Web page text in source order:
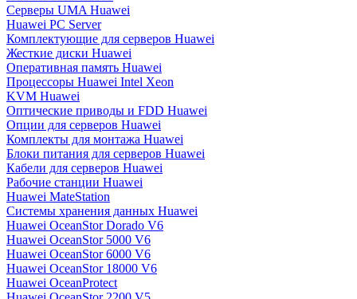
Серверы UMA Huawei
Huawei PC Server
Комплектующие для серверов Huawei
Жесткие диски Huawei
Оперативная память Huawei
Процессоры Huawei Intel Xeon
KVM Huawei
Оптические приводы и FDD Huawei
Опции для серверов Huawei
Комплекты для монтажа Huawei
Блоки питания для серверов Huawei
Кабели для серверов Huawei
Рабочие станции Huawei
Huawei MateStation
Системы хранения данных Huawei
Huawei OceanStor Dorado V6
Huawei OceanStor 5000 V6
Huawei OceanStor 6000 V6
Huawei OceanStor 18000 V6
Huawei OceanProtect